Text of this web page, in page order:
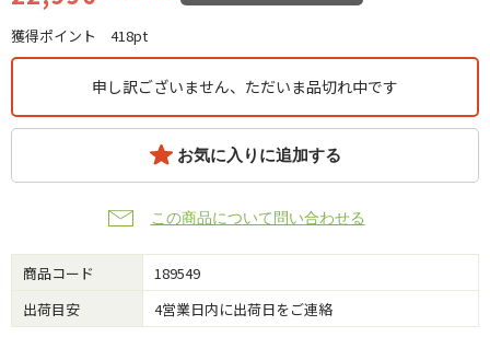
獲得ポイント 418pt
申し訳ございません、ただいま品切れ中です
お気に入りに追加する
この商品について問い合わせる
商品コード
189549
出荷目安
4営業日内に出荷日をご連絡